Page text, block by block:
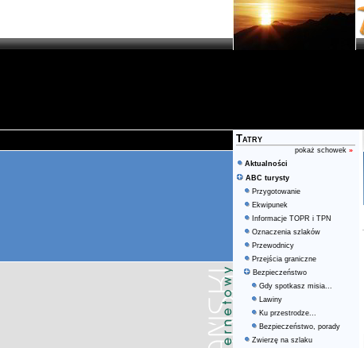
Tatry
pokaż schowek »
Aktualności
ABC turysty
Przygotowanie
Ekwipunek
Informacje TOPR i TPN
Oznaczenia szlaków
Przewodnicy
Przejścia graniczne
Bezpieczeństwo
Gdy spotkasz misia...
Lawiny
Ku przestrodze...
Bezpieczeństwo, porady
Zwierzę na szlaku